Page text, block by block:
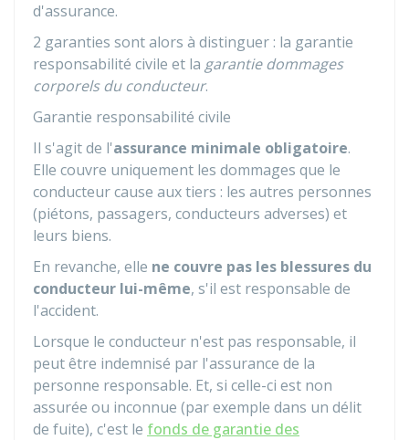
d'assurance.
2 garanties sont alors à distinguer : la garantie
responsabilité civile et la garantie dommages
corporels du conducteur.
Garantie responsabilité civile
Il s'agit de l'assurance minimale obligatoire.
Elle couvre uniquement les dommages que le
conducteur cause aux tiers : les autres personnes
(piétons, passagers, conducteurs adverses) et
leurs biens.
En revanche, elle ne couvre pas les blessures du
conducteur lui-même, s'il est responsable de
l'accident.
Lorsque le conducteur n'est pas responsable, il
peut être indemnisé par l'assurance de la
personne responsable. Et, si celle-ci est non
assurée ou inconnue (par exemple dans un délit
de fuite), c'est le fonds de garantie des